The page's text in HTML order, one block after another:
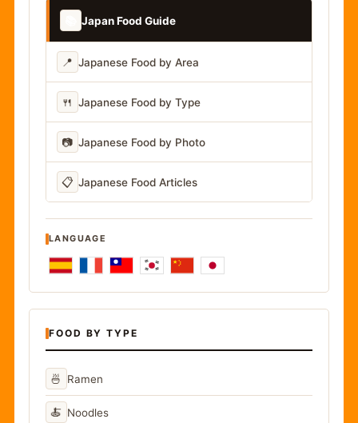
Japan Food Guide
📍 Japanese Food by Area
🍴 Japanese Food by Type
📷 Japanese Food by Photo
📋 Japanese Food Articles
LANGUAGE
FOOD BY TYPE
🍜 Ramen
🍝 Noodles